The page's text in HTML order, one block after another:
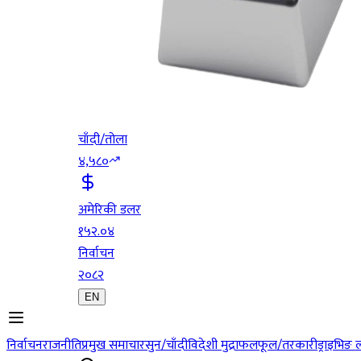
चाँदी/तोला
४,५८०
अमेरिकी डलर
१५२.०४
निर्वाचन
२०८२
EN
निर्वाचनराजनीतिप्रमुख समाचारसुन/चाँदीविदेशी मुद्राफलफूल/तरकारी